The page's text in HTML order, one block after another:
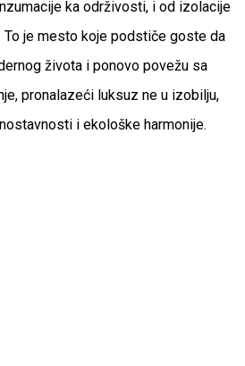
ka održivosti, i od izolacije
To je mesto koje podstiče goste da
života i ponovo povežu sa
pronalazeći luksuz ne u izobilju,
i ekološke harmonije.